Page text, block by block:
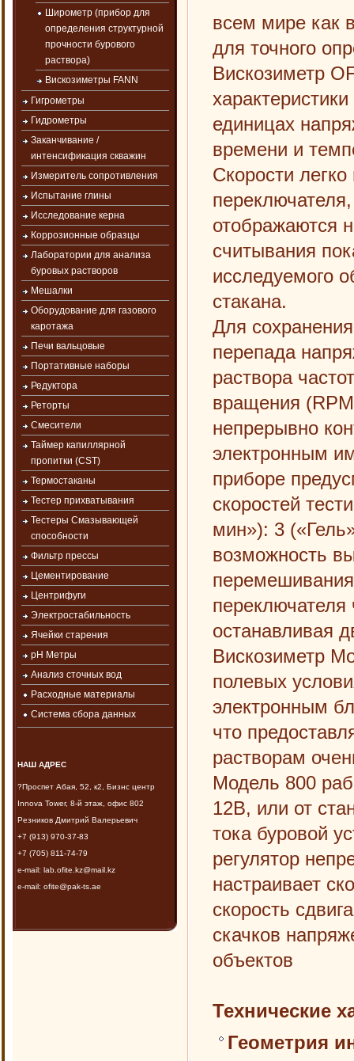
Широметр (прибор для
определения структурной
прочности бурового
раствора)
Вискозиметры FANN
Гигрометры
Гидрометры
Заканчивание /
интенсификация скважин
Измеритель сопротивления
Испытание глины
Исследование керна
Коррозионные образцы
Лаборатории для анализа
буровых растворов
Мешалки
Оборудование для газового
каротажа
Печи вальцовые
Портативные наборы
Редуктора
Реторты
Смесители
Таймер капиллярной
пропитки (CST)
Термостаканы
Тестер прихватывания
Тестеры Смазывающей
способности
Фильтр прессы
Цементирование
Центрифуги
Электростабильность
Ячейки старения
рН Метры
Анализ сточных вод
Расходные материалы
Система сбора данных
НАШ АДРЕС
?Проспет Абая, 52, к2, Бизнс центр
Innova Tower, 8-й этаж, офис 802
Резников Дмитрий Валерьевич
+7 (913) 970-37-83
+7 (705) 811-74-79
e-mail: lab.ofite.kz@mail.kz
e-mail: ofite@pak-ts.ae
всем мире как
для точного
Вискозиметр
единицах
времени и
Скорости
отображаются
считывания
исследуемого
стакана.
Для
перепада
раствора
вращения
непрерывно
электронным
приборе
скоростей
мин»): 3
возможность
останавливая
Вискозиметр
полевых
электронным
что
растворам
Модель 800
12В, или от
тока буровой
регулятор
настраивает
скорость
скачков
объектов
Технические
Геометрия